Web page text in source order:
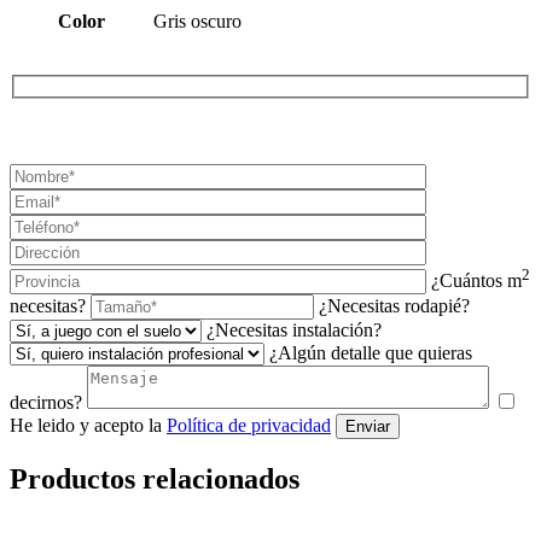
Color Gris oscuro
¿Cuántos m2
necesitas?
¿Necesitas rodapié?
¿Necesitas instalación?
¿Algún detalle que quieras
decirnos?
He leido y acepto la Política de privacidad Enviar
Productos relacionados